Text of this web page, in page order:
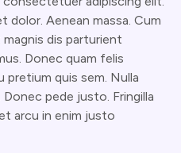
dolor. Aenean massa. Cum
dis parturient
Donec quam felis
quis sem. Nulla
pede justo. Fringilla
arcu in enim justo